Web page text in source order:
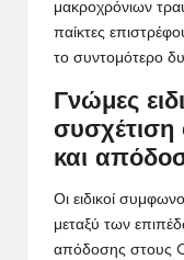
μακροχρόνιων
παίκτες
το συντομότερο
Γνώμες
συσχέτιση
και
Οι ειδικοί
μεταξύ των
απόδοσης στους